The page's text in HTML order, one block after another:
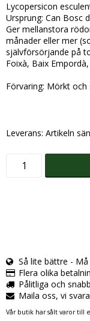
Lycopersicon
Ursprung: Can Bosc
Ger mellanstora
månader eller mer
självförsörjande på
Foixà, Baix
Förvaring: Mörkt och
Leverans: Artikeln
Så lite bättre -
Flera olika
Pålitliga och
Maila oss, vi
Vår butik har sålt varor till